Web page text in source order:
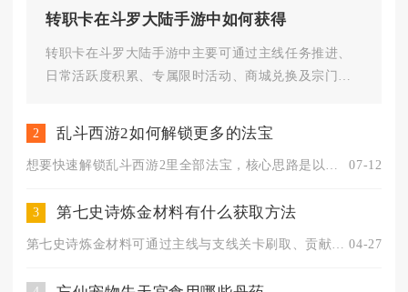
转职卡在斗罗大陆手游中如何获得
转职卡在斗罗大陆手游中主要可通过主线任务推进、
日常活跃度积累、专属限时活动、商城兑换及宗门福
2 乱斗西游2如何解锁更多的法宝
07-12
3 第七史诗炼金材料有什么获取方法
04-27